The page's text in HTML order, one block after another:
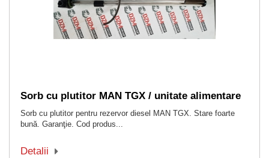
Sorb cu plutitor MAN TGX / unitate alimentare
Sorb cu plutitor pentru rezervor diesel MAN TGX. Stare foarte
bună. Garanţie. Cod produs...
Detalii